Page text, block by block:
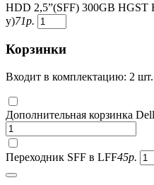
HDD 2,5”(SFF) 300GB HGST
у)71р.
Корзинки
Входит в комплектацию: 2 шт.
Дополнительная корзинка
Переходник SFF в LFF45р.